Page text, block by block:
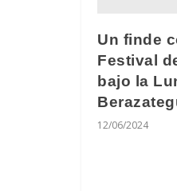
Un finde
Festival
bajo la
12/06/2024